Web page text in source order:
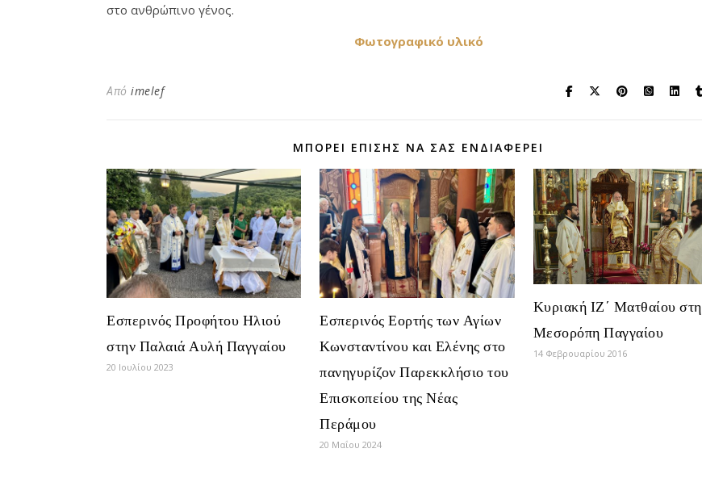
στο ανθρώπινο γένος.
Φωτογραφικό υλικό
Από imelef
ΜΠΟΡΕΊ ΕΠΊΣΗΣ ΝΑ ΣΑΣ ΕΝΔΙΑΦΈΡΕΙ
Εσπερινός Προφήτου Ηλιού
στην Παλαιά Αυλή Παγγαίου
20 Ιουλίου 2023
Εσπερινός Εορτής των Αγίων
Κωνσταντίνου και Ελένης στο
πανηγυρίζον Παρεκκλήσιο του
Επισκοπείου της Νέας
Περάμου
20 Μαΐου 2024
Κυριακή ΙΖ΄ Ματθαίου στη
Μεσορόπη Παγγαίου
14 Φεβρουαρίου 2016